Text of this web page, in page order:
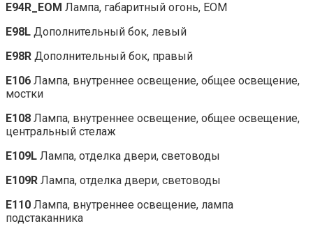
E94R_EOM Лампа, габаритный огонь, EOM
E98L Дополнительный бок, левый
E98R Дополнительный бок, правый
E106 Лампа, внутреннее освещение, общее освещение,
мостки
E108 Лампа, внутреннее освещение, общее освещение,
центральный стелаж
E109L Лампа, отделка двери, световоды
E109R Лампа, отделка двери, световоды
E110 Лампа, внутреннее освещение, лампа
подстаканника